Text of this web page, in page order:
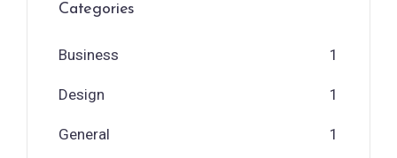
Categories
Business 1
Design 1
General 1